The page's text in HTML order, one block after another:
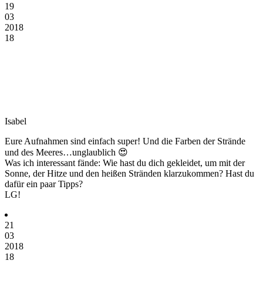
19
03
2018
18
Isabel
Eure Aufnahmen sind einfach super! Und die Farben der Strände
und des Meeres…unglaublich 😍
Was ich interessant fände: Wie hast du dich gekleidet, um mit der
Sonne, der Hitze und den heißen Stränden klarzukommen? Hast du
dafür ein paar Tipps?
LG!
21
03
2018
18